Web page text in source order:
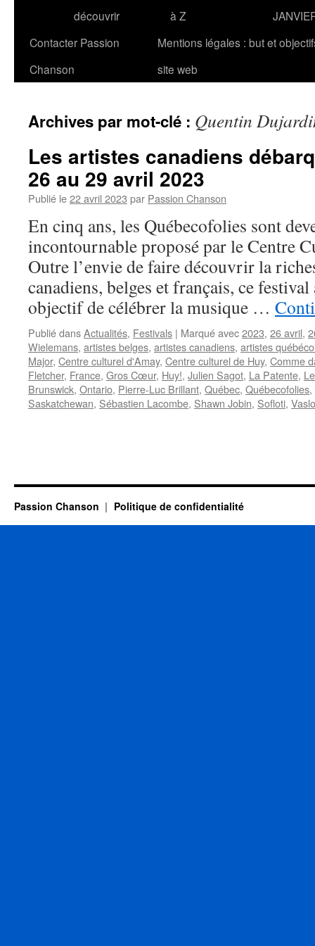
découvrir
à Z
Contacter Passion
Chanson
Mentions légales : but et
site web
Archives par mot-clé : Quentin
Les artistes canadiens
26 au 29 avril 2023
Publié le22 avril 2023 par Passion Chanson
En cinq ans, les Québecofolies sont
incontournable proposé par le Centre
Outre l’envie de faire découvrir la
canadiens, belges et français, ce
objectif de célébrer la musique …
Publié dansActualités, Festivals | Marqué avec2023, 26 avril,
Wielemans, artistes belges, artistes canadiens, artistes
Major, Centre culturel d'Amay, Centre culturel de Huy, Comme
Fletcher, France, Gros Cœur, Huy!, Julien Sagot, La Patente,
Brunswick, Ontario, Pierre-Luc Brillant, Québec, Québecofolies,
Saskatchewan, Sébastien Lacombe, Shawn Jobin, Sofloti, Vaslo
Passion Chanson Politique de confidentialité